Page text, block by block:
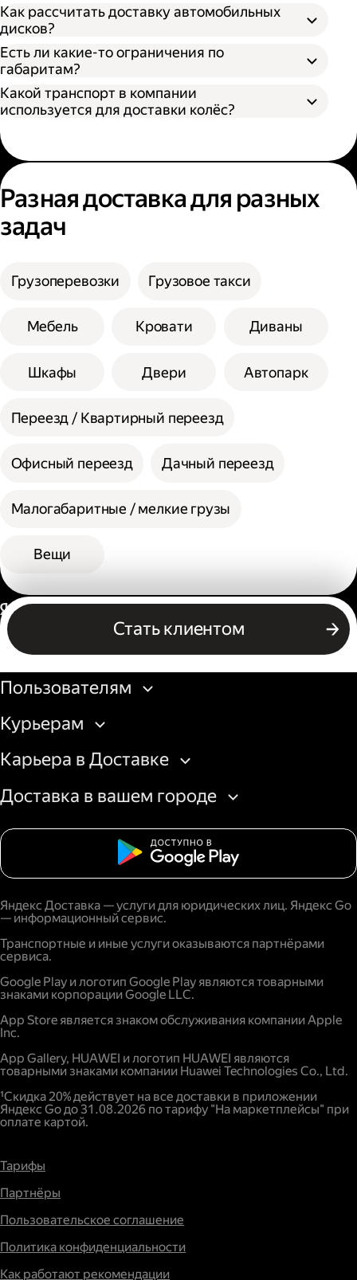
Открыть приложение Яндекс Go или
сайт
Выбрать подходящий тариф;
Ввести данные в поля «Откуда» и «Куда»;
Ввести контакты получателя и
отправителя;
Подтвердить заказ.
Как рассчитать доставку автомобильных
дисков?
В приложении Яндекс Go;
На сайте Яндекс Доставки.
Выберите тариф;
Введите необходимую информацию;
Укажите, нужны ли дополнительные
Выберите способ оплаты.
Есть ли какие-то ограничения по
габаритам?
Диаметр не более 200 см, если выбрана
Высота не более 100 см.
см при выборе помощи одного грузчика, а
допустимая сумма сторон 300 см, а вес
Какой транспорт в компании
используется для доставки колёс?
Разная доставка для разных
задач
Грузоперевозки Грузовое такси
Мебель Кровати Диваны
Шкафы Двери Автопарк
Переезд / Квартирный переезд
Офисный переезд Дачный переезд
Малогабаритные / мелкие грузы
Вещи
Стать клиентом
Россия
Бизнесу
Пользователям
Курьерам
Карьера в Доставке
Доставка в вашем городе
Яндекс Доставка — услуги для юридических лиц. Яндекс Go
— информационный сервис.
Транспортные и иные услуги оказываются партнёрами
сервиса.
Google Play и логотип Google Play являются товарными
знаками корпорации Google LLC.
App Store является знаком обслуживания компании Apple
Inc.
App Gallery, HUAWEI и логотип HUAWEI являются
товарными знаками компании Huawei Technologies Co., Ltd.
¹Скидка 20% действует на все доставки в приложении
Яндекс Go до 31.08.2026 по тарифу "На маркетплейсы" при
оплате картой.
Тарифы
Партнёры
Пользовательское соглашение
Политика конфиденциальности
Как работают рекомендации